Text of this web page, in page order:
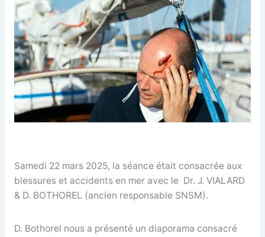
Samedi 22 mars 2025, la séance était consacrée aux
blessures et accidents en mer avec le Dr. J. VIALARD
& D. BOTHOREL (ancien responsable SNSM).
D. Bothorel nous a présenté un diaporama consacré